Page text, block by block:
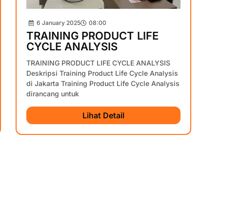
6 January 2025 08:00
TRAINING PRODUCT LIFE
CYCLE ANALYSIS
TRAINING PRODUCT LIFE CYCLE ANALYSIS
Deskripsi Training Product Life Cycle Analysis
di Jakarta Training Product Life Cycle Analysis
dirancang untuk
Lihat Detail